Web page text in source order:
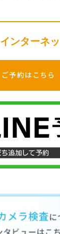
インターネ
ご予約はこちら